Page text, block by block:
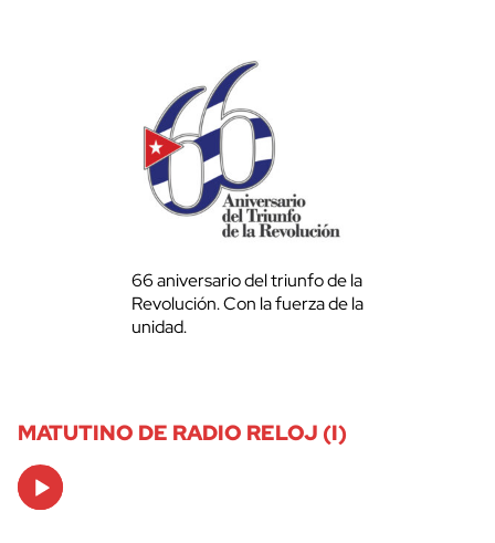
66 aniversario del triunfo de la
Revolución. Con la fuerza de la
unidad.
MATUTINO DE RADIO RELOJ (I)
Audio
Player